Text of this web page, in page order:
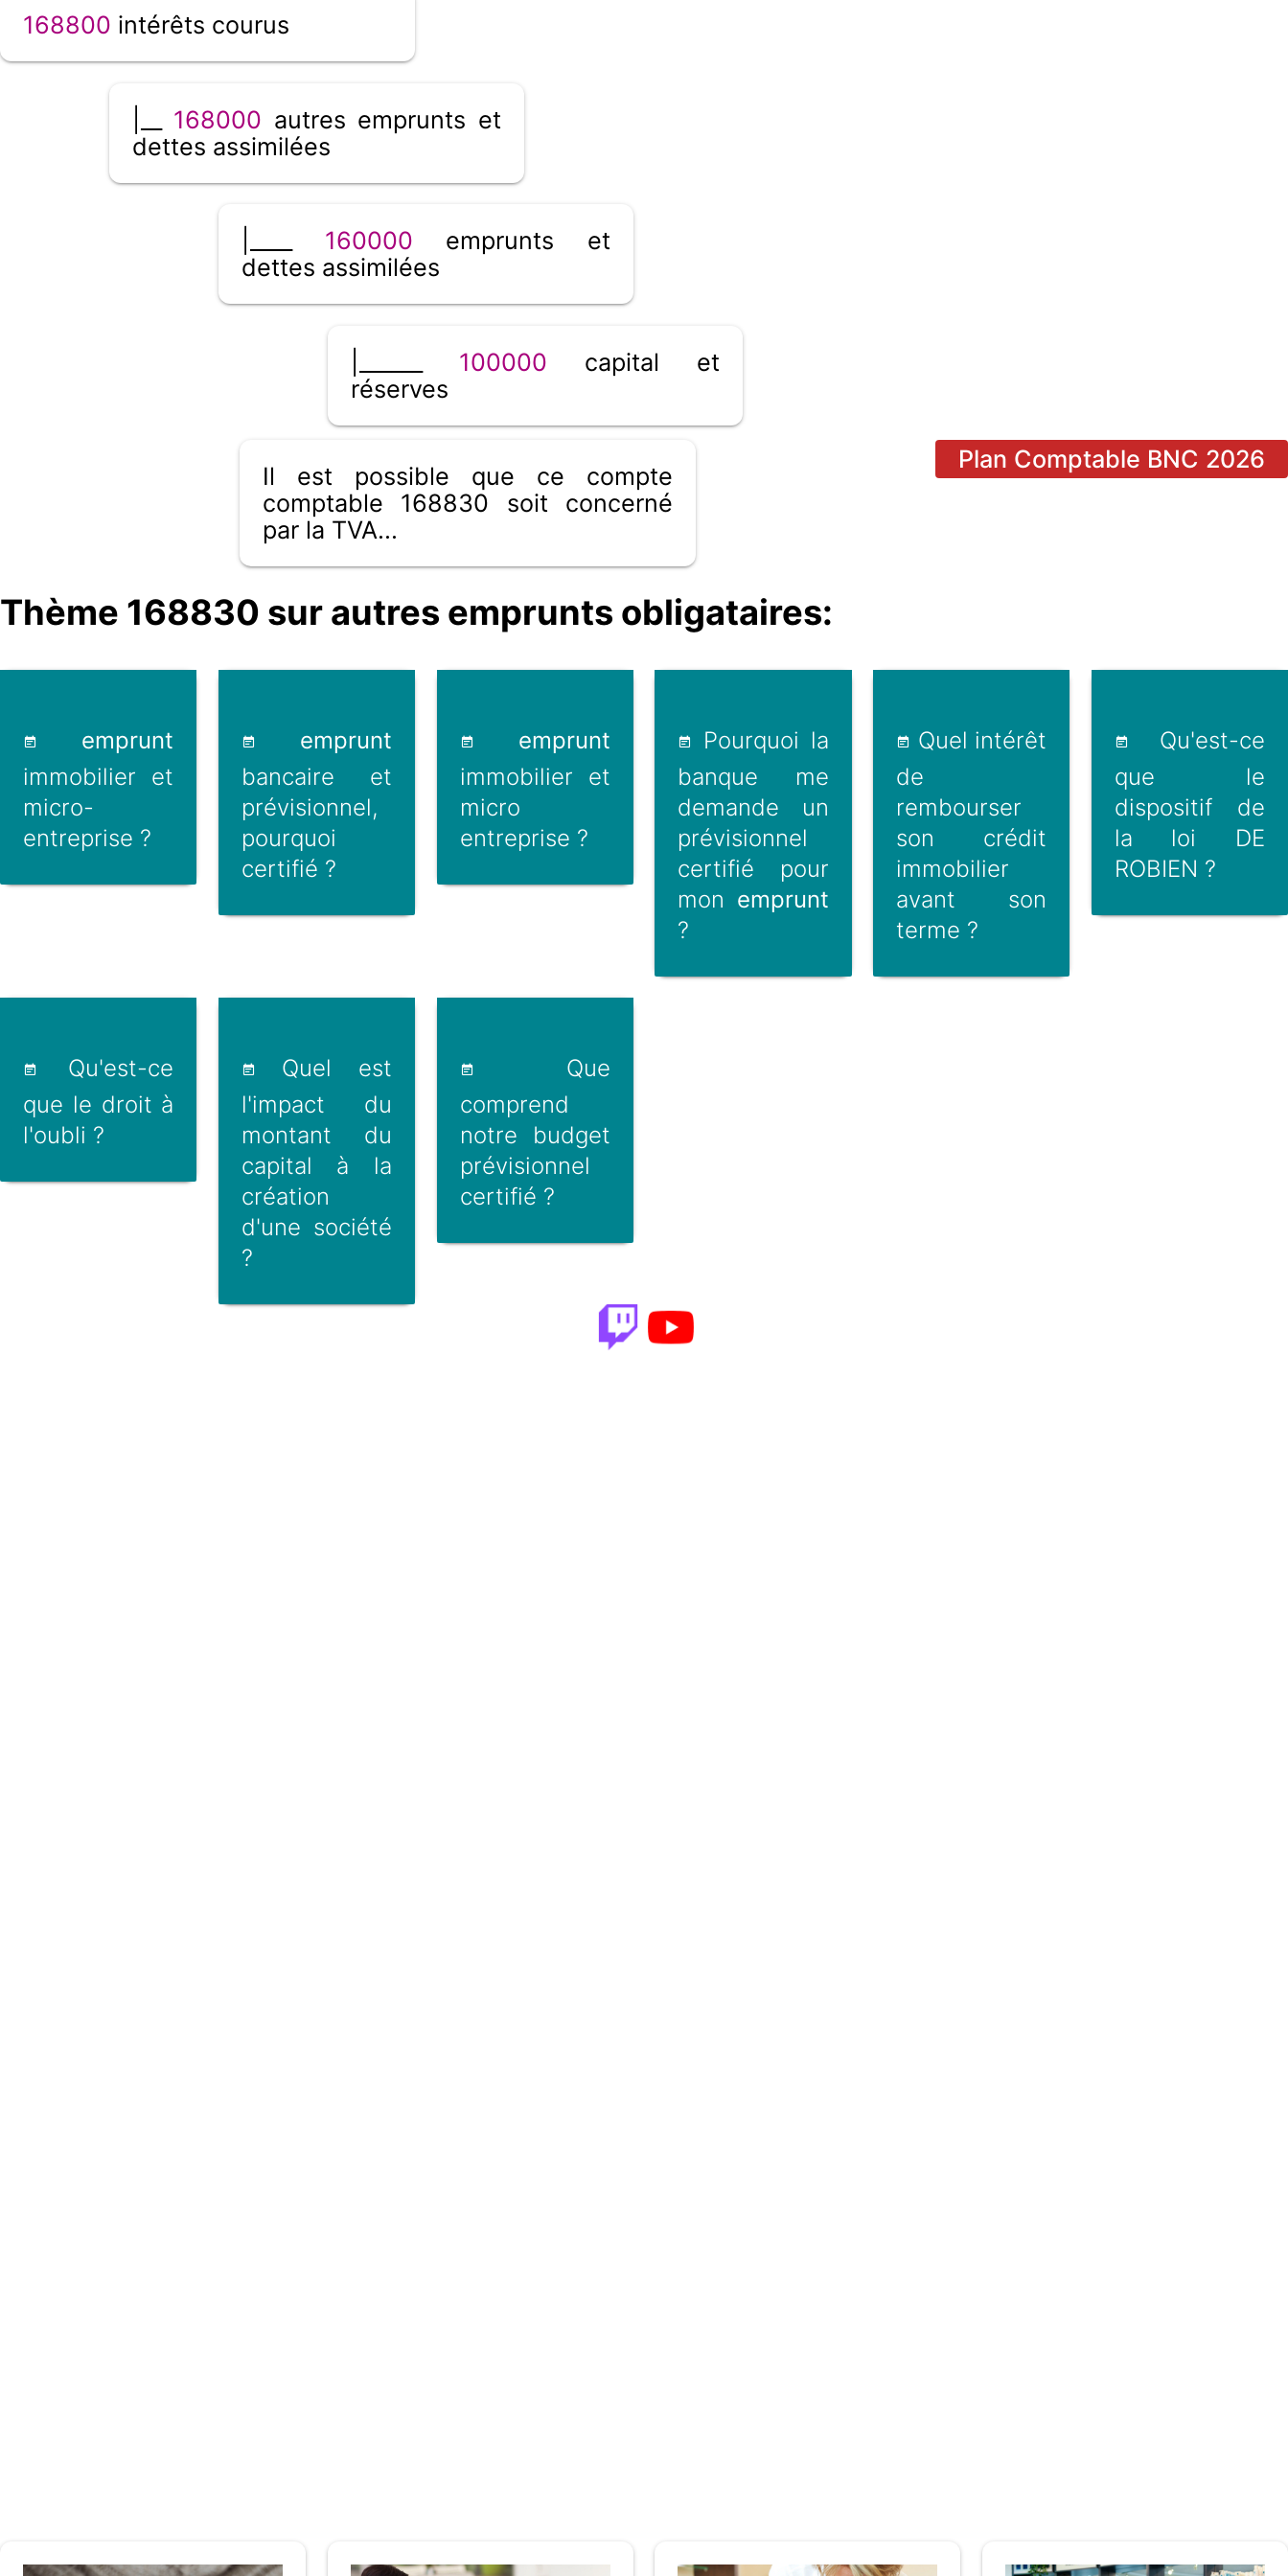
168800 intérêts courus
168000 autres emprunts et
dettes assimilées
160000 emprunts et
dettes assimilées
100000 capital et
réserves
Plan Comptable BNC 2026
Il est possible que ce compte
comptable 168830 soit concerné
par la TVA...
Thème 168830 sur autres emprunts obligataires:
emprunt
immobilier et
micro-
entreprise ?
emprunt
bancaire et
prévisionnel,
pourquoi
certifié ?
emprunt
immobilier et
micro
entreprise ?
Pourquoi la
banque me
demande un
prévisionnel
certifié pour
mon emprunt
?
Quel intérêt
de
rembourser
son crédit
immobilier
avant son
terme ?
Qu'est-ce
que le
dispositif de
la loi DE
ROBIEN ?
Qu'est-ce
que le droit à
l'oubli ?
Quel est
l'impact du
montant du
capital à la
création
d'une société
?
Que
comprend
notre budget
prévisionnel
certifié ?